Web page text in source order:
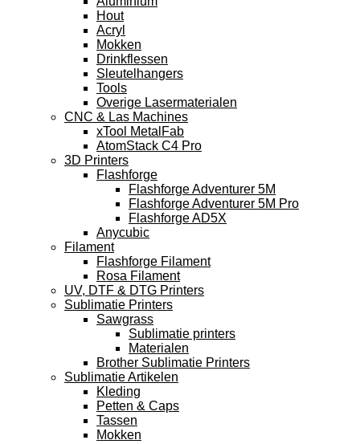
Hout
Acryl
Mokken
Drinkflessen
Sleutelhangers
Tools
Overige Lasermaterialen
CNC & Las Machines
xTool MetalFab
AtomStack C4 Pro
3D Printers
Flashforge
Flashforge Adventurer 5M
Flashforge Adventurer 5M Pro
Flashforge AD5X
Anycubic
Filament
Flashforge Filament
Rosa Filament
UV, DTF & DTG Printers
Sublimatie Printers
Sawgrass
Sublimatie printers
Materialen
Brother Sublimatie Printers
Sublimatie Artikelen
Kleding
Petten & Caps
Tassen
Mokken